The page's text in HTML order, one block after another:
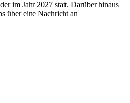
im Jahr 2027 statt. Darüber hinaus
über eine Nachricht an